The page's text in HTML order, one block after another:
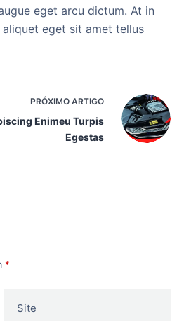
eget arcu dictum. At in
eget sit amet tellus
PRÓXIMO ARTIGO
Enimeu Turpis
Egestas
*
Site